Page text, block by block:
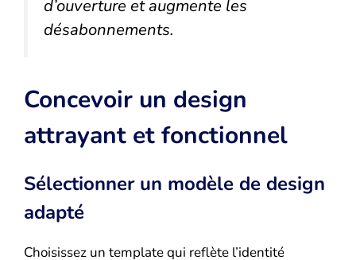
d’ouverture et augmente les
désabonnements.
Concevoir un design
attrayant et fonctionnel
Sélectionner un modèle de design
adapté
Choisissez un template qui reflète l’identité